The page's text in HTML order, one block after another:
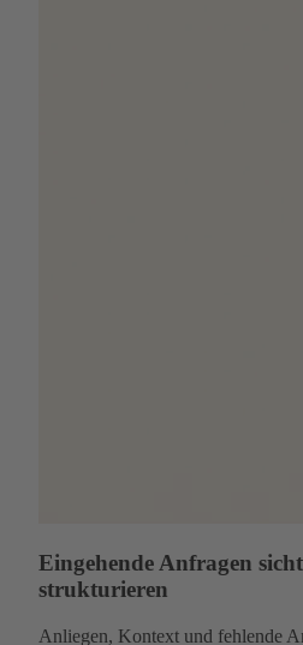
Eingehende Anfragen
strukturieren
Anliegen, Kontext und fehlende